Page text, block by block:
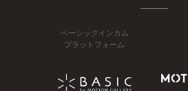
ベーシックインカム
プラットフォーム